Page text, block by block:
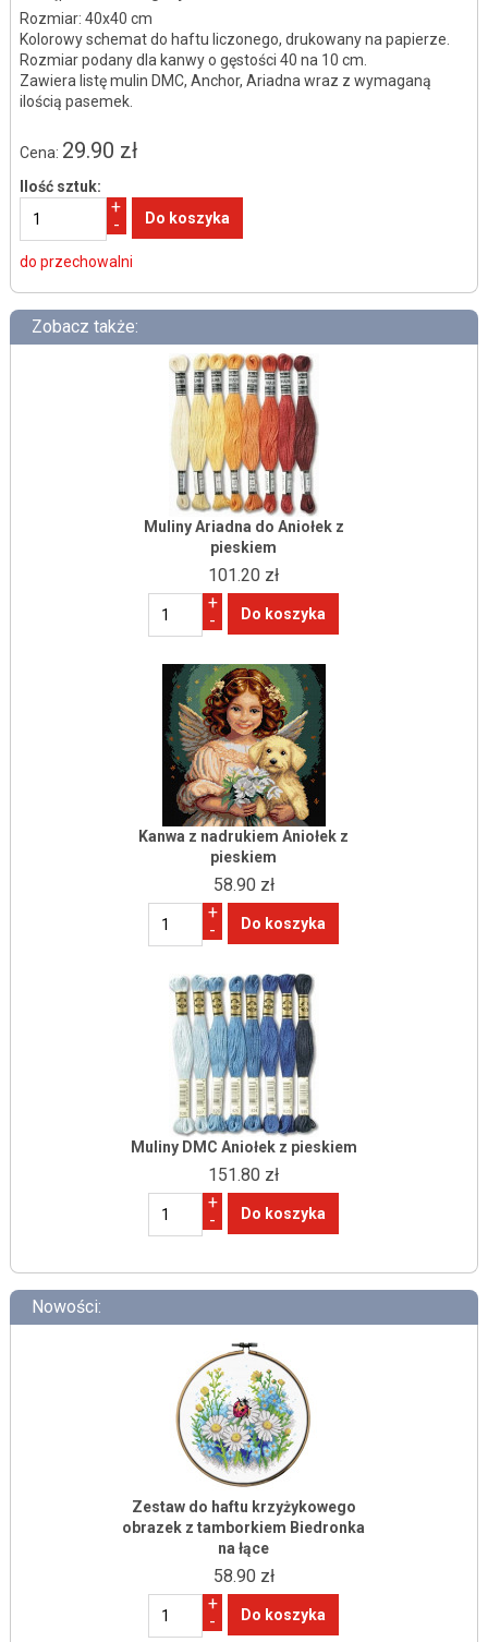
Rozmiar: 40x40 cm
Kolorowy schemat do haftu liczonego, drukowany na papierze.
Rozmiar podany dla kanwy o gęstości 40 na 10 cm.
Zawiera listę mulin DMC, Anchor, Ariadna wraz z wymaganą
ilością pasemek.
Cena: 29.90 zł
Ilość sztuk:
+
-
do przechowalni
Zobacz także:
Muliny Ariadna do Aniołek z
pieskiem
101.20 zł
+
-
Kanwa z nadrukiem Aniołek z
pieskiem
58.90 zł
+
-
Muliny DMC Aniołek z pieskiem
151.80 zł
+
-
Nowości:
Zestaw do haftu krzyżykowego
obrazek z tamborkiem Biedronka
na łące
58.90 zł
+
-